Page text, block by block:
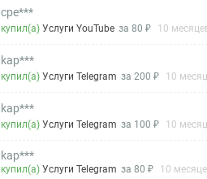
cpe***
купил(а)Услуги YouTube за 80 ₽ 10
kap***
купил(а)Услуги Telegram за 200 ₽ 10
kap***
купил(а)Услуги Telegram за 100 ₽ 10
kap***
купил(а)Услуги Telegram за 80 ₽ 10